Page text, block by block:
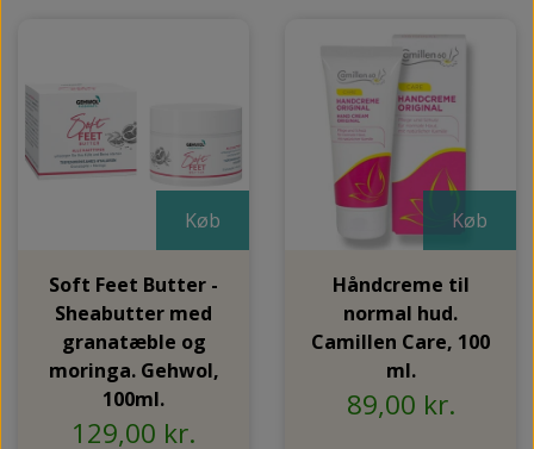
Køb
Soft Feet Butter -
Sheabutter med
granatæble og
moringa. Gehwol,
100ml.
129,00 kr.
Køb
Håndcreme til
normal hud.
Camillen Care, 100
ml.
89,00 kr.